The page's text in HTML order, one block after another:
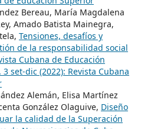
Bereau, María Magdalena
Amado Batista Mainegra,
Tensiones, desafíos y
de la responsabilidad social
Cubana de Educación
set-dic (2022): Revista Cubana
Alemán, Elisa Martínez
González Olaguive, Diseño
la calidad de la Superación